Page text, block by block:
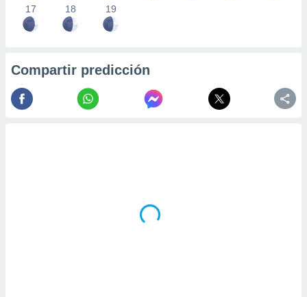
17 18 19
Compartir predicción